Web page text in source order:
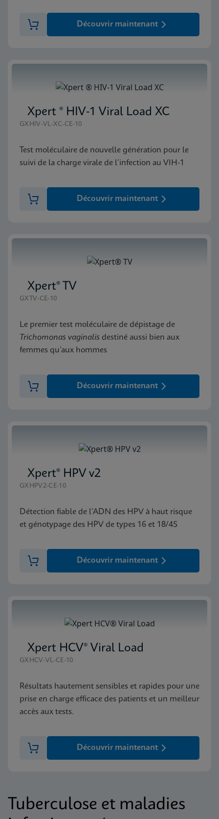
Découvrir maintenant
Xpert ® HIV-1 Viral Load XC
GXHIV-VL-XC-CE-10
Test moléculaire de nouvelle génération pour le
suivi de la charge virale de l’infection au VIH-1
Découvrir maintenant
Xpert® TV
GXTV-CE-10
Le premier test moléculaire de dépistage de
Trichomonas vaginalis destiné aussi bien aux
femmes qu’aux hommes
Découvrir maintenant
Xpert® HPV v2
GXHPV2-CE-10
Détection fiable de l’ADN des HPV à haut risque
et génotypage des HPV de types 16 et 18/45
Découvrir maintenant
Xpert HCV® Viral Load
GXHCV-VL-CE-10
Résultats hautement sensibles et rapides pour une
prise en charge efficace des patients et un meilleur
accès aux tests.
Découvrir maintenant
Tuberculose et maladies